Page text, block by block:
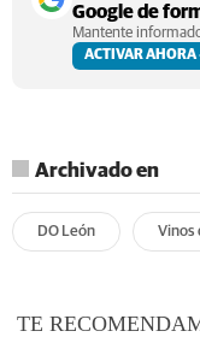
Google de
Mantente
ACTIVAR AHORA
Archivado en
DO León Vinos
TE